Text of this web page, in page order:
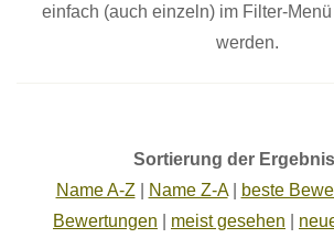
einfach (auch einzeln) im Filter-
werden.
Sortierung der
Name A-Z
Name Z-A| beste
Bewertungen
meist gesehen